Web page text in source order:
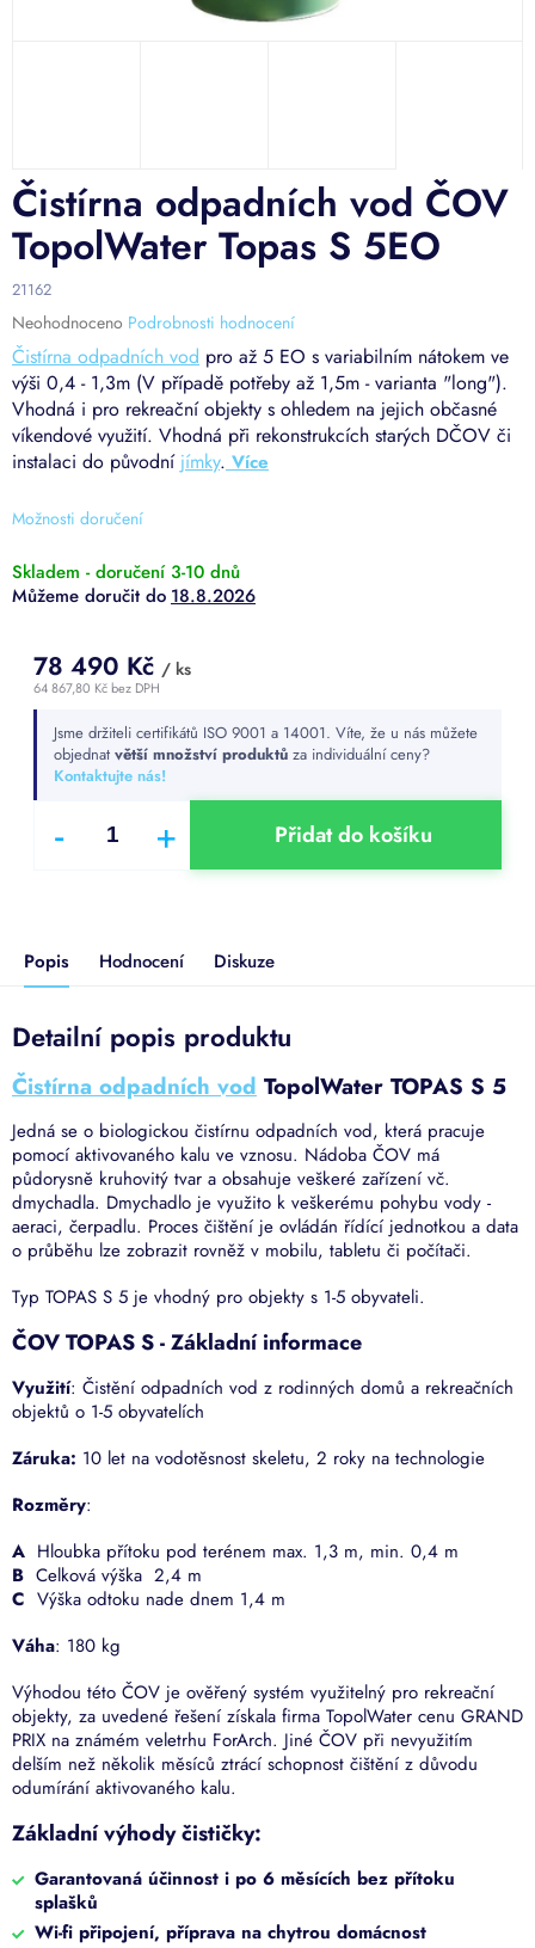
Možnosti doručení
Čistírna odpadních vod pro až 5 EO s variabilním nátokem ve
výši 0,4 - 1,3m (V případě potřeby až 1,5m - varianta "long").
Vhodná i pro rekreační objekty s ohledem na jejich občasné
víkendové využití. Vhodná při rekonstrukcích starých DČOV či
instalaci do původní jímky.
Čistírna odpadních vod ČOV
TopolWater Topas S 5EO
21162
Průměrné
hodnocení
produktu
je
0,0
z
5
Neohodnoceno Podrobnosti hodnocení
Skladem - doručení 3-10 dnů
18.8.2026
78 490 Kč / ks
64 867,80 Kč bez DPH
cena:Jsme držiteli certifikátů ISO 9001 a 14001. Víte, že u nás můžete
objednat větší množství produktů za individuální ceny?
Kontaktujte nás!
Přidat do košíku
Popis Hodnocení Diskuze
Detailní popis produktu
Čistírna odpadních vod TopolWater TOPAS S 5
Jedná se o biologickou čistírnu odpadních vod, která pracuje
pomocí aktivovaného kalu ve vznosu. Nádoba ČOV má
půdorysně kruhovitý tvar a obsahuje veškeré zařízení vč.
dmychadla. Dmychadlo je využito k veškerému pohybu vody -
aeraci, čerpadlu. Proces čištění je ovládán řídící jednotkou a data
o průběhu lze zobrazit rovněž v mobilu, tabletu či počítači.
Typ TOPAS S 5 je vhodný pro objekty s 1-5 obyvateli.
ČOV TOPAS S - Základní informace
Využití: Čistění odpadních vod z rodinných domů a rekreačních
objektů o 1-5 obyvatelích
Záruka: 10 let na vodotěsnost skeletu, 2 roky na technologie
Rozměry:
A Hloubka přítoku pod terénem max. 1,3 m, min. 0,4 m
B Celková výška 2,4 m
C Výška odtoku nade dnem 1,4 m
Váha: 180 kg
Výhodou této ČOV je ověřený systém využitelný pro rekreační
objekty, za uvedené řešení získala firma TopolWater cenu GRAND
PRIX na známém veletrhu ForArch. Jiné ČOV při nevyužitím
delším než několik měsíců ztrácí schopnost čištění z důvodu
odumírání aktivovaného kalu.
Základní výhody čističky:
Garantovaná účinnost i po 6 měsících bez přítoku
splašků
Wi-fi připojení, příprava na chytrou domácnost